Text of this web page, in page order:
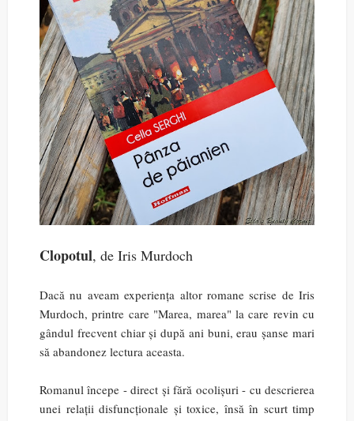
Clopotul, de Iris Murdoch
Dacă nu aveam experiența altor romane scrise de Iris
Murdoch, printre care "Marea, marea" la care revin cu
gândul frecvent chiar și după ani buni, erau șanse mari
să abandonez lectura aceasta.
Romanul începe - direct și fără ocolișuri - cu descrierea
unei relații disfuncționale și toxice, însă în scurt timp